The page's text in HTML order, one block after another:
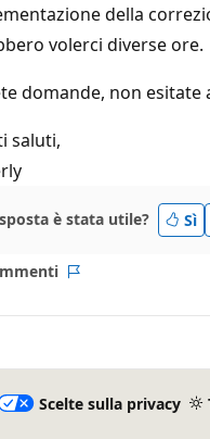
della
volerci diverse ore.
domande, non
saluti,
è stata utile? Sì
Nessun
Scelte sulla privacy